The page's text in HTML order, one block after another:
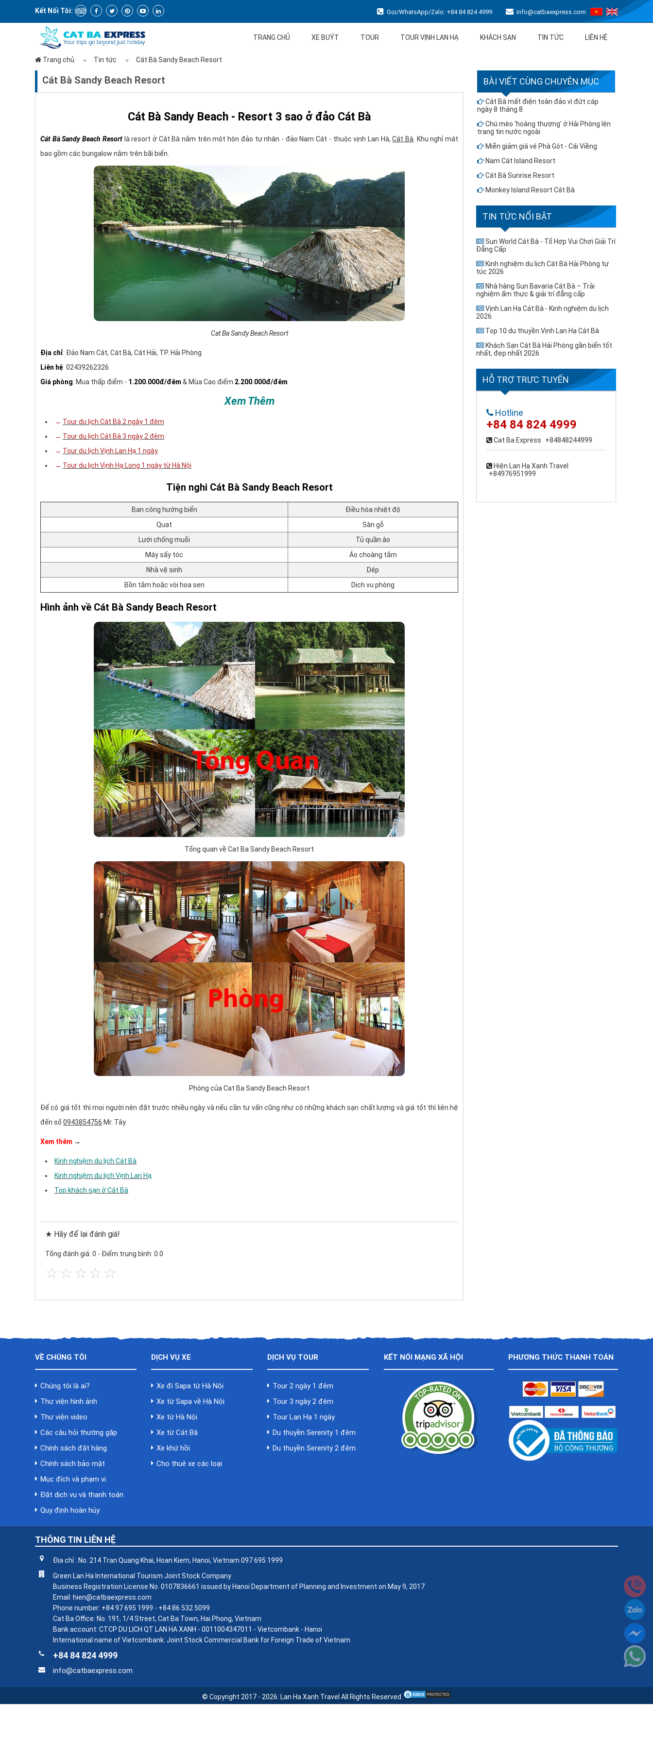
Kết Nối Tôi: Gọi/WhatsApp/Zalo: +84 84 824 4999 info@catbaexpress.com
TRANG CHỦ XE BUÝT TOUR TOUR VỊNH LAN HẠ KHÁCH SẠN TIN TỨC LIÊN HỆ
Trang chủ Tin tức Cát Bà Sandy Beach Resort
Cát Bà Sandy Beach Resort
Cát Bà Sandy Beach - Resort 3 sao ở đảo Cát Bà
Cát Bà Sandy Beach Resortlà resort ở Cát Bà nằm trên một hòn đảo tư nhân - đảo Nam Cát - thuộc vịnh Lan Hà,Cát Bà . Khu nghỉ mát
bao gồm các bungalow nằm trên bãi biển.
Cat Ba Sandy Beach Resort
Địa chỉ: Đảo Nam Cát, Cát Bà, Cát Hải, TP. Hải Phòng
Liên hệ: 02439262326
Giá phòng: Mua thấp điểm - 1.200.000đ/đêm & Mùa Cao điểm 2.200.000đ/đêm
Xem Thêm
→ ​​ Tour du lịch Cát Bà 2 ngày 1 đêm
→ Tour du lịch Cát Bà 3 ngày 2 đêm
→ Tour du lịch Vịnh Lan Hạ 1 ngày
→ Tour du lịch Vịnh Hạ Long 1 ngày từ Hà Nội
Tiện nghi Cát Bà Sandy Beach Resort
Ban công hướng biển
Điều hòa nhiệt độ
Quạt
Sàn gỗ
Lưới chống muỗi
Tủ quần áo
Máy sấy tóc
Áo choàng tắm
Nhà vệ sinh
Dép
Bồn tắm hoặc vòi hoa sen
Dịch vu phòng
Hình ảnh về Cát Bà Sandy Beach Resort
Tổng quan về Cat Ba Sandy Beach Resort
Phòng của Cat Ba Sandy Beach Resort
Để có giá tốt thì mọi người nên đặt trước nhiều ngày và nếu cần tư vấn cũng như có những khách sạn chất lượng và giá tốt thì liên hệ
đến số 0943854756 Mr. Tây.
Xem thêm →
Kinh nghiệm du lịch Cát Bà
Kinh nghiệm du lịch Vịnh Lan Hạ
Top khách sạn ở Cát Bà
★ Hãy để lại đánh giá!
Tổng đánh giá: 0 - Điểm trung bình: 0.0
☆ ☆ ☆ ☆ ☆
BÀI VIẾT CÙNG CHUYÊN MỤC
Cát Bà mất điện toàn đảo vì đứt cáp
ngày 8 tháng 8
Chú mèo 'hoàng thượng' ở Hải Phòng lên
trang tin nước ngoài
Miễn giảm giá vé Phà Gót - Cái Viềng
Nam Cát Island Resort
Cát Bà Sunrise Resort
Monkey Island Resort Cát Bà
TIN TỨC NỔI BẬT
Sun World Cát Bà - Tổ Hợp Vui Chơi Giải Trí
Đẳng Cấp
Kinh nghiệm du lịch Cát Bà Hải Phòng tự
túc 2026
Nhà hàng Sun Bavaria Cát Bà – Trải
nghiệm ẩm thực & giải trí đẳng cấp
Vịnh Lan Hạ Cát Bà - Kinh nghiệm du lịch
2026
Top 10 du thuyền Vịnh Lan Hạ Cát Bà
Khách Sạn Cát Bà Hải Phòng gần biển tốt
nhất, đẹp nhất 2026
HỖ TRỢ TRỰC TUYẾN
Hotline
+84 84 824 4999
Cat Ba Express +84848244999
Hiện Lan Hạ Xanh Travel
+84976951999
VỀ CHÚNG TÔI
Chúng tôi là ai?
Thư viện hình ảnh
Thư viện video
Các câu hỏi thường gặp
Chính sách đặt hàng
Chính sách bảo mật
Mục đích và phạm vi
Đặt dịch vụ và thanh toán
Quy định hoàn hủy
DỊCH VỤ XE
Xe đi Sapa từ Hà Nội
Xe từ Sapa về Hà Nội
Xe từ Hà Nội
Xe từ Cát Bà
Xe khứ hồi
Cho thuê xe các loại
DỊCH VỤ TOUR
Tour 2 ngày 1 đêm
Tour 3 ngày 2 đêm
Tour Lan Hạ 1 ngày
Du thuyền Serenity 1 đêm
Du thuyền Serenity 2 đêm
KẾT NỐI MẠNG XÃ HỘI PHƯƠNG THỨC THANH TOÁN
THÔNG TIN LIÊN HỆ
Địa chỉ : No. 214 Tran Quang Khai, Hoan Kiem, Hanoi, Vietnam 097 695 1999
Green Lan Ha International Tourism Joint Stock Company
Business Registration License No. 0107836661 issued by Hanoi Department of Planning and Investment on May 9, 2017
Email: hien@catbaexpress.com
Phone number: +84 97 695 1999 - +84 86 532 5099
Cat Ba Office: No. 191, 1/4 Street, Cat Ba Town, Hai Phong, Vietnam
Bank account: CTCP DU LỊCH QT LAN HA XANH - 0011004347011 - Vietcombank - Hanoi
International name of Vietcombank: Joint Stock Commercial Bank for Foreign Trade of Vietnam
+84 84 824 4999
info@catbaexpress.com
© Copyright 2017 - 2026: Lan Ha Xanh Travel All Rights Reserved